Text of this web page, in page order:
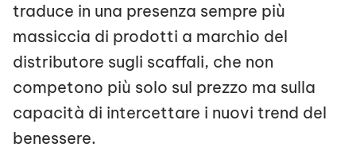
traduce in una presenza sempre più
massiccia di prodotti a marchio del
distributore sugli scaffali, che non
competono più solo sul prezzo ma sulla
capacità di intercettare i nuovi trend del
benessere.